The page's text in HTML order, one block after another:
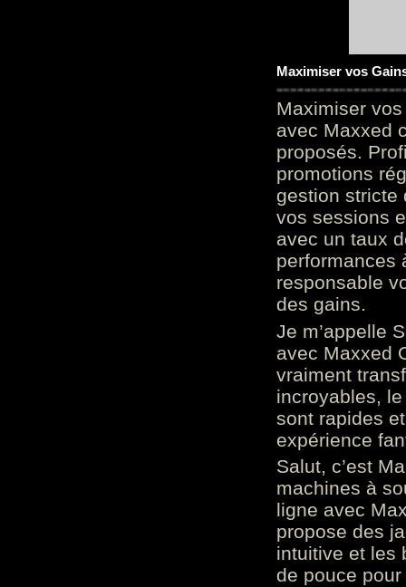
Maximiser vos
Maximiser
avec Maxxed
proposés.
promotions
gestion stricte
vos sessions
avec un taux
performances
responsable
des gains.
Je m’appelle
avec Maxxed
vraiment
incroyables,
sont rapides
expérience
Salut, c’est
machines à
ligne avec
propose des
intuitive et les
de pouce